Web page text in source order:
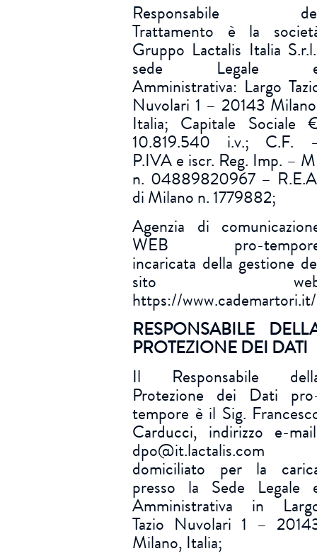
Responsabile
Trattamento è la
Gruppo Lactalis Italia
sede Legale
Amministrativa: Largo
Nuvolari 1 – 20143
Italia; Capitale Sociale
10.819.540 i.v.; C.F.
P.IVA e iscr. Reg. Imp. –
n. 04889820967 –
di Milano n. 1779882;
Agenzia di
WEB pro-
incaricata della gestione
sito
https://www.cademartori.it/
RESPONSABILE
PROTEZIONE DEI DATI
Il Responsabile
Protezione dei Dati
tempore è il Sig.
Carducci, indirizzo e-
dpo@it.lactalis.com
domiciliato per la
presso la Sede Legale
Amministrativa in
Tazio Nuvolari 1 –
Milano, Italia;